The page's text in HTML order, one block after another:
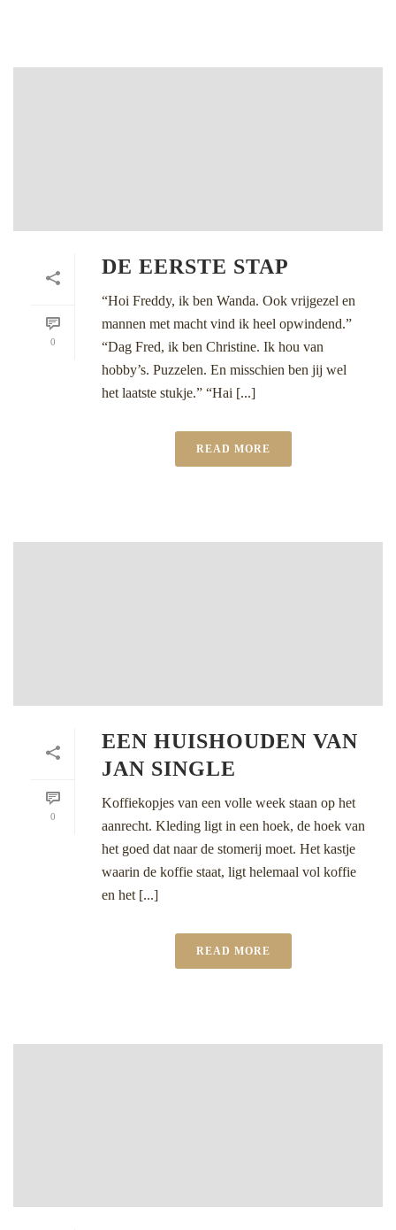
0
DE EERSTE STAP
“Hoi Freddy, ik ben Wanda. Ook vrijgezel en
mannen met macht vind ik heel opwindend.”
“Dag Fred, ik ben Christine. Ik hou van
hobby’s. Puzzelen. En misschien ben jij wel
het laatste stukje.” “Hai [...]
READ MORE
0
EEN HUISHOUDEN VAN
JAN SINGLE
Koffiekopjes van een volle week staan op het
aanrecht. Kleding ligt in een hoek, de hoek van
het goed dat naar de stomerij moet. Het kastje
waarin de koffie staat, ligt helemaal vol koffie
en het [...]
READ MORE